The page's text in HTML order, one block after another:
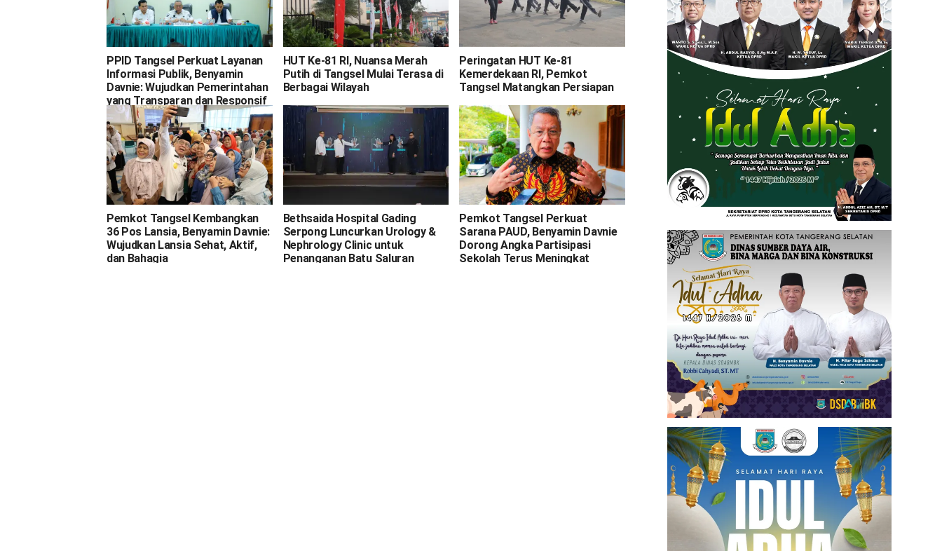
PPID Tangsel Perkuat Layanan
Informasi Publik, Benyamin
Davnie: Wujudkan Pemerintahan
yang Transparan dan Responsif
HUT Ke-81 RI, Nuansa Merah
Putih di Tangsel Mulai Terasa di
Berbagai Wilayah
Peringatan HUT Ke-81
Kemerdekaan RI, Pemkot
Tangsel Matangkan Persiapan
Pemkot Tangsel Kembangkan
36 Pos Lansia, Benyamin Davnie:
Wujudkan Lansia Sehat, Aktif,
dan Bahagia
Bethsaida Hospital Gading
Serpong Luncurkan Urology &
Nephrology Clinic untuk
Penanganan Batu Saluran
Pemkot Tangsel Perkuat
Sarana PAUD, Benyamin Davnie
Dorong Angka Partisipasi
Sekolah Terus Meningkat